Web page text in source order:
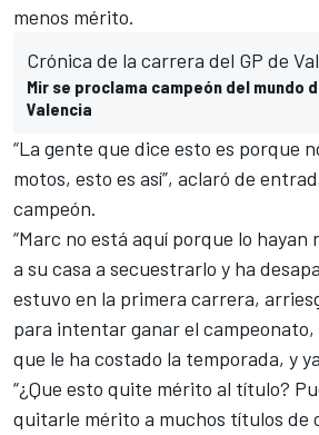
menos mérito.
Crónica de la carrera del GP de
Mir se proclama campeón del mundo
Valencia
“La gente que dice esto es porque
motos, esto es así”, aclaró de
campeón.
“Marc no está aquí porque lo hayan
a su casa a secuestrarlo y ha
estuvo en la primera carrera,
para intentar ganar el
que le ha costado la temporada, y
“¿Que esto quite mérito al título?
quitarle mérito a muchos títulos de